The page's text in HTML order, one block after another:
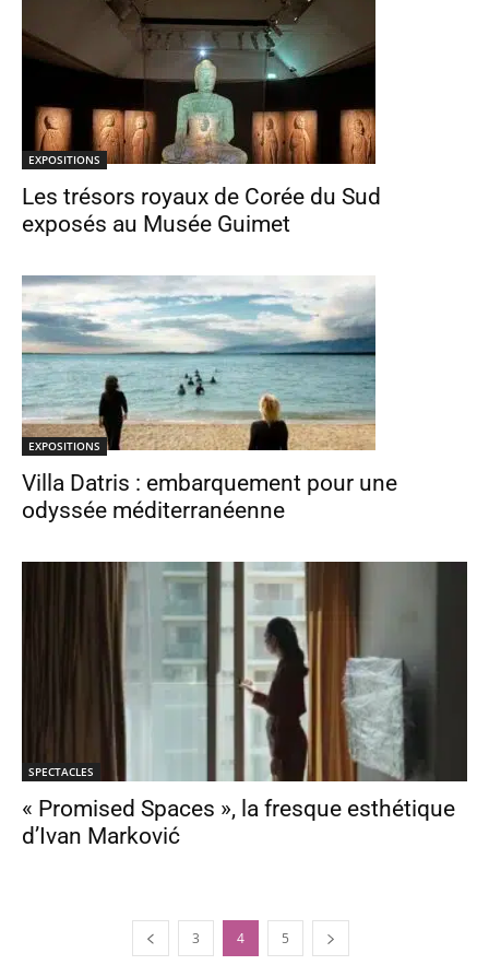
EXPOSITIONS
Les trésors royaux de Corée du Sud
exposés au Musée Guimet
EXPOSITIONS
Villa Datris : embarquement pour une
odyssée méditerranéenne
SPECTACLES
« Promised Spaces », la fresque esthétique
d’Ivan Marković
3 4 5